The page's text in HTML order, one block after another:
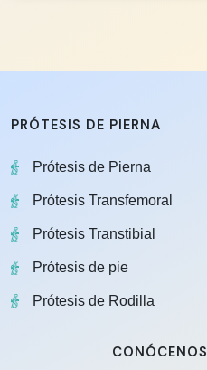
PRÓTESIS DE PIERNA
Prótesis de Pierna
Prótesis Transfemoral
Prótesis Transtibial
Prótesis de pie
Prótesis de Rodilla
CONÓCENOS